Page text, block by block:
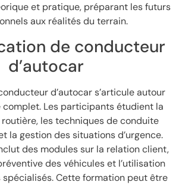
et pratique, préparant les futurs
aux réalités du terrain.
de conducteur
d’autocar
d’autocar s’articule autour
complet. Les participants étudient la
les techniques de conduite
la gestion des situations d’urgence.
des modules sur la relation client,
des véhicules et l’utilisation
Cette formation peut être